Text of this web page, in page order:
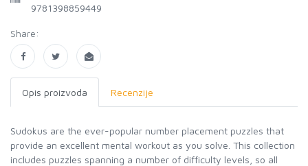
9781398859449
Share:
Opis proizvoda Recenzije
Sudokus are the ever-popular number placement puzzles that
provide an excellent mental workout as you solve. This collection
includes puzzles spanning a number of difficulty levels, so all